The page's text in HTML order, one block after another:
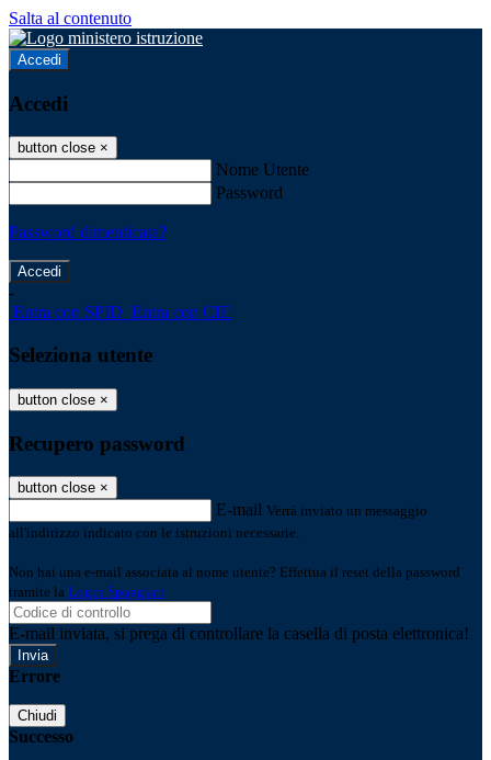
Salta al contenuto
Accedi
Accedi
button close ×
Nome Utente
Password
Password dimenticata?
-
Entra con SPID Entra con CIE
Seleziona utente
button close ×
Recupero password
button close ×
E-mail Verrà inviato un messaggio
all'indirizzo indicato con le istruzioni necessarie.
Non hai una e-mail associata al nome utente? Effettua il reset della password
tramite la Login Spaggiari
E-mail inviata, si prega di controllare la casella di posta elettronica!
Errore
Chiudi
Successo